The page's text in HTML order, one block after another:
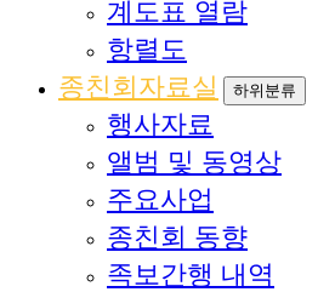
계도표 열람
항렬도
종친회자료실
하위분류
행사자료
앨범 및 동영상
주요사업
종친회 동향
족보간행 내역